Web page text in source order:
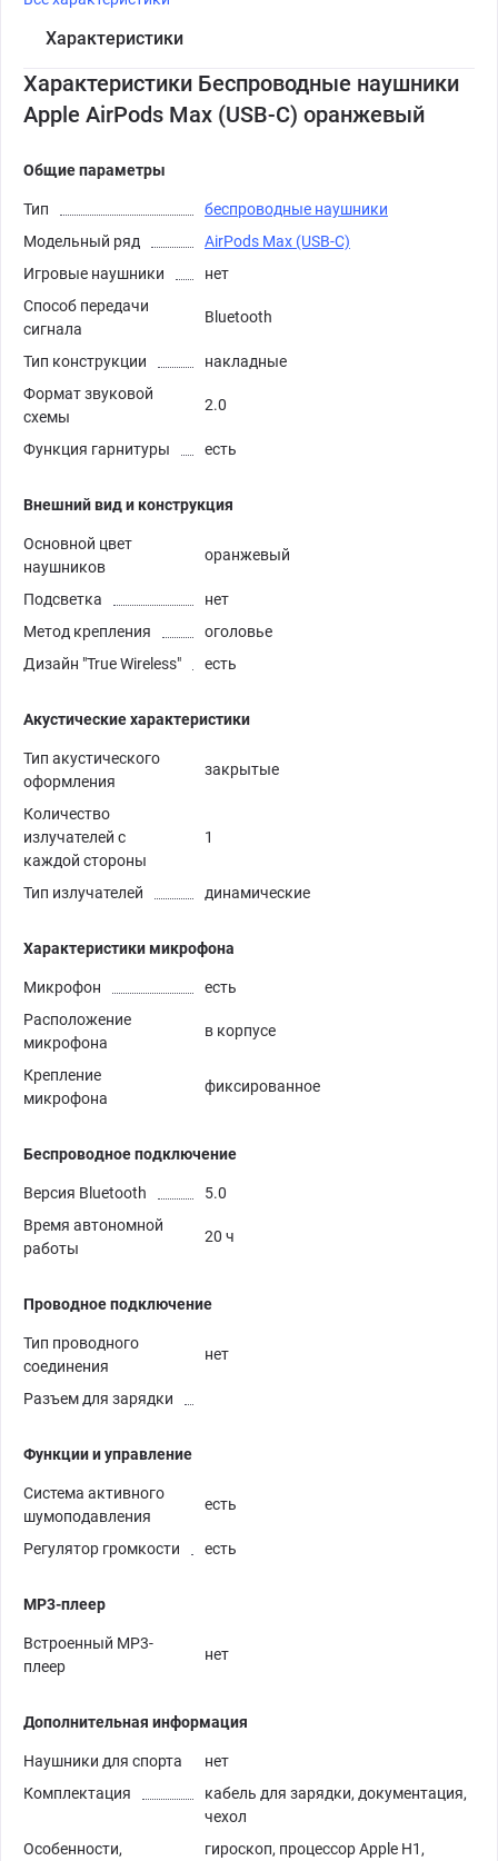
Характеристики
Характеристики Беспроводные наушники
Apple AirPods Max (USB-C) оранжевый
Общие параметры
Тип
беспроводные наушники
Модельный ряд
AirPods Max (USB-C)
Игровые наушники
нет
Способ передачи
сигнала
Bluetooth
Тип конструкции
накладные
Формат звуковой
схемы
2.0
Функция гарнитуры есть
Внешний вид и конструкция
Основной цвет
наушников
оранжевый
Подсветка
нет
Метод крепления
оголовье
Дизайн "True Wireless"
есть
Акустические характеристики
Тип акустического
оформления
закрытые
Количество
излучателей с
каждой стороны
1
Тип излучателей динамические
Характеристики микрофона
Микрофон
есть
Расположение
микрофона
в корпусе
Крепление
микрофона
фиксированное
Беспроводное подключение
Версия Bluetooth
5.0
Время автономной
работы
20 ч
Проводное подключение
Тип проводного
соединения
нет
Разъем для зарядки
Функции и управление
Система активного
шумоподавления
есть
Регулятор громкости есть
MP3-плеер
Встроенный MP3-
плеер
нет
Дополнительная информация
Наушники для спорта
нет
Комплектация
кабель для зарядки, документация,
чехол
Особенности,
гироскоп, процессор Apple H1,